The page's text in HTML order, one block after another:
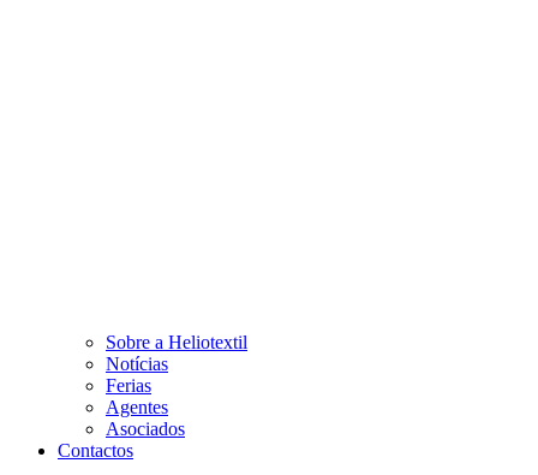
Sobre a Heliotextil
Notícias
Ferias
Agentes
Asociados
Contactos